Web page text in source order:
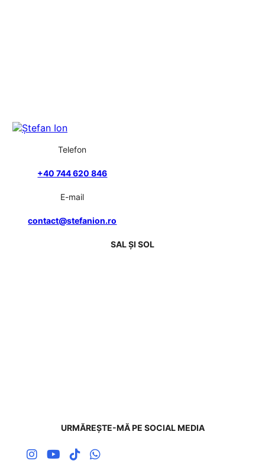
Telefon
+40 744 620 846
E-mail
contact@stefanion.ro
SAL ȘI SOL
URMĂREȘTE-MĂ PE SOCIAL MEDIA